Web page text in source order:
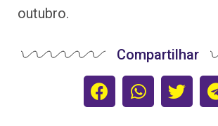
outubro.
Compartilhar